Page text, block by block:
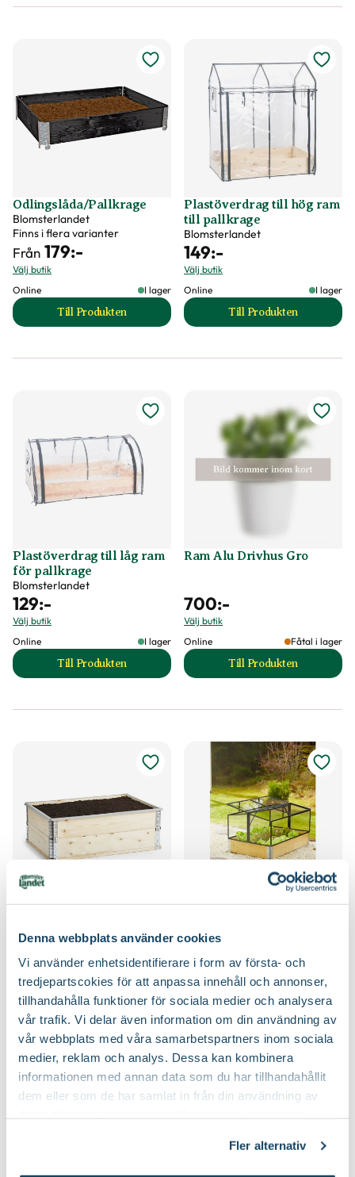
Denna webbplats använder cookies
Vi använder enhetsidentifierare i form av första- och
tredjepartscokies för att anpassa innehåll och annonser,
tillhandahålla funktioner för sociala medier och analysera
vår trafik. Vi delar även information om din användning av
vår webbplats med våra samarbetspartners inom sociala
medier, reklam och analys. Dessa kan kombinera
informationen med annan data som du har tillhandahållit
dem eller som de har samlat in från din användning av
Fler alternativ
Odlingslåda/Pallkrage
Blomsterlandet
Finns i flera varianter
Från 179:-
Välj butik
Online
I lager
Till Produkten
till Odlingslåda/Pallkrage produktsida
Plastöverdrag till hög ram
till pallkrage
Blomsterlandet
149:-
Välj butik
Online
I lager
Till Produkten
till Plastöverdrag
Plastöverdrag till låg ram
för pallkrage
Blomsterlandet
129:-
Välj butik
Online
I lager
Till Produkten
till Plastöverdrag till låg ram för pallkrage
Ram Alu Drivhus Gro
700:-
Välj butik
Online
Fåtal i lager
Till Produkten
till Ram Alu
Snigelkant till
Blomsterlandet
179:-
Till Produkten
till Snigelkant till planteringslåda produktsida
Växthus till pallkrage
1599:-
Till Produkten
till Växthus till